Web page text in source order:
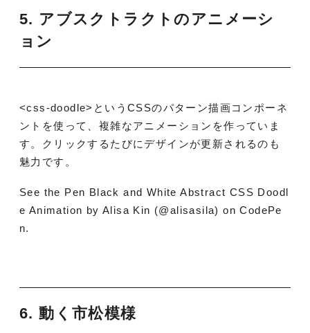
5. アブスクトラクトのアニメーシ
ョン
<css-doodle>というCSSのパターン描画コンポーネ
ントを使って、複雑なアニメーションを作っていま
す。クリックするたびにデザインが更新されるのも
魅力です。
See the Pen Black and White Abstract CSS Doodl
e Animation by Alisa Kin (@alisasila) on CodePe
n.
6. 動く市松模様